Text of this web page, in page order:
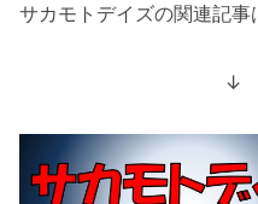
サカモトデイズの関連記
↓